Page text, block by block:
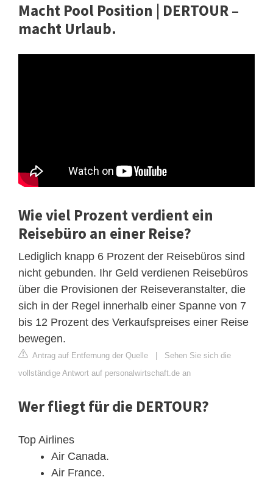
Macht Pool Position | DERTOUR –
macht Urlaub.
Wie viel Prozent verdient ein
Reisebüro an einer Reise?
Lediglich knapp 6 Prozent der Reisebüros sind
nicht gebunden. Ihr Geld verdienen Reisebüros
über die Provisionen der Reiseveranstalter, die
sich in der Regel innerhalb einer Spanne von 7
bis 12 Prozent des Verkaufspreises einer Reise
bewegen.
Antrag auf Entfernung der Quelle | Sehen Sie sich die
vollständige Antwort auf personalwirtschaft.de an
Wer fliegt für die DERTOUR?
Top Airlines
Air Canada.
Air France.